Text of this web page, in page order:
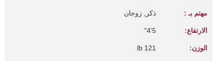
مهتم بـ : ذكر, زوجان
الارتفاع: 5'4"
الوزن: 121 lb